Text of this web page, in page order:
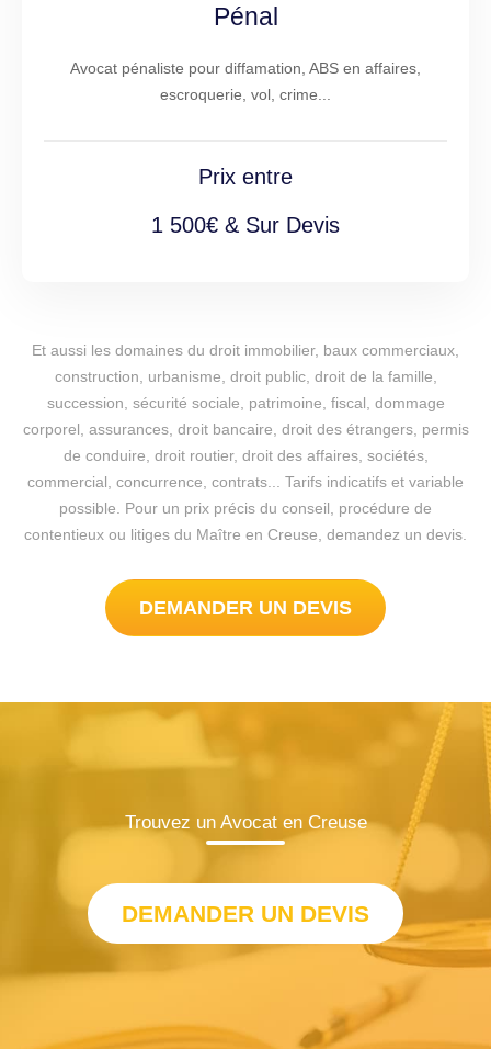
Pénal
Avocat pénaliste pour diffamation, ABS en affaires,
escroquerie, vol, crime...
Prix entre
1 500€ & Sur Devis
Et aussi les domaines du droit immobilier, baux commerciaux,
construction, urbanisme, droit public, droit de la famille,
succession, sécurité sociale, patrimoine, fiscal, dommage
corporel, assurances, droit bancaire, droit des étrangers, permis
de conduire, droit routier, droit des affaires, sociétés,
commercial, concurrence, contrats... Tarifs indicatifs et variable
possible. Pour un prix précis du conseil, procédure de
contentieux ou litiges du Maître en Creuse, demandez un devis.
DEMANDER UN DEVIS
Trouvez un Avocat en Creuse
DEMANDER UN DEVIS